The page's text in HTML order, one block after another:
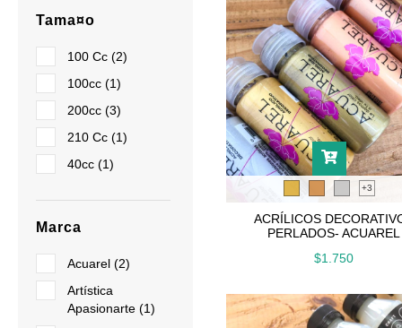
Tama¤o
100 Cc (2)
100cc (1)
200cc (3)
210 Cc (1)
40cc (1)
Marca
Acuarel (2)
Artística
Apasionarte (1)
+3
ACRÍLICOS
PERLADOS- ACUAREL
$1.750